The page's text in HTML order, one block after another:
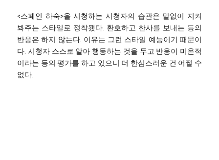
<스페인 하숙>을 시청하는 시청자의 습관은 말없이 지켜
봐주는 스타일로 정착됐다. 환호하고 찬사를 보내는 등의
반응은 하지 않는다. 이유는 그런 스타일 예능이기 때문이
다. 시청자 스스로 알아 행동하는 것을 두고 반응이 미온적
이라는 등의 평가를 하고 있으니 더 한심스러운 건 어쩔 수
없다.